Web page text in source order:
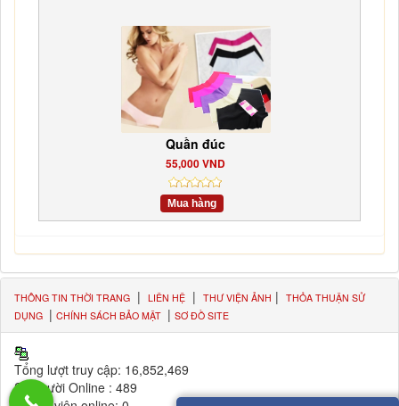
Quần đúc
55,000 VND
Mua hàng
THÔNG TIN THỜI TRANG | LIÊN HỆ | THƯ VIỆN ẢNH | THỎA THUẬN SỬ
DỤNG | CHÍNH SÁCH BẢO MẬT | SƠ ĐỒ SITE
Tổng lượt truy cập: 16,852,469
Số người Online : 489